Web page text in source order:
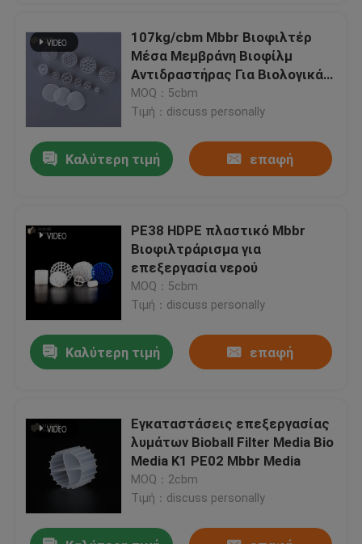
107kg/cbm Mbbr Βιοφιλτέρ
Μέσα Μεμβράνη Βιοφίλμ
Αντιδραστήρας Για Βιολογικά
Μέσα
MOQ：5cbm
Τιμή：discuss personally
Καλύτερη τιμή επαφή
PE38 HDPE πλαστικό Mbbr
Βιοφιλτράρισμα για
επεξεργασία νερού
MOQ：5cbm
Τιμή：discuss personally
Καλύτερη τιμή επαφή
Εγκαταστάσεις επεξεργασίας
λυμάτων Bioball Filter Media Bio
Media K1 PE02 Mbbr Media
MOQ：2cbm
Τιμή：discuss personally